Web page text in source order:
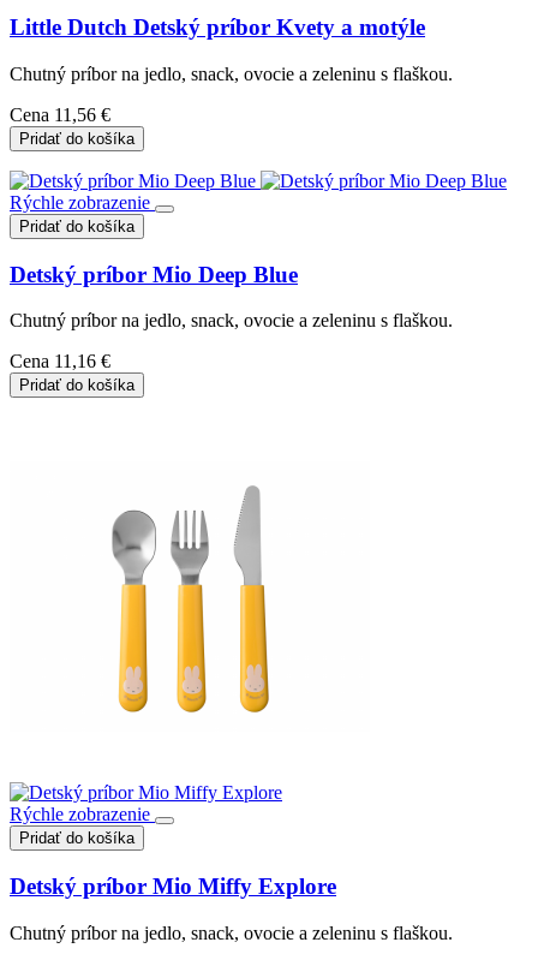
Little Dutch Detský príbor Kvety a motýle
Chutný príbor na jedlo, snack, ovocie a zeleninu s flaškou.
Cena 11,56 €
Pridať do košíka
Rýchle zobrazenie
Pridať do košíka
Detský príbor Mio Deep Blue
Chutný príbor na jedlo, snack, ovocie a zeleninu s flaškou.
Cena 11,16 €
Pridať do košíka
Rýchle zobrazenie
Pridať do košíka
Detský príbor Mio Miffy Explore
Chutný príbor na jedlo, snack, ovocie a zeleninu s flaškou.